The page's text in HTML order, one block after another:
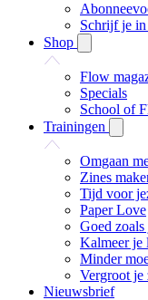
Schrijf je
Shop
Flow
Specials
School of
Trainingen
Omgaan
Zines
Tijd voor
Paper Love
Goed zoals
Kalmeer je
Minder
Vergroot je
Nieuwsbrief